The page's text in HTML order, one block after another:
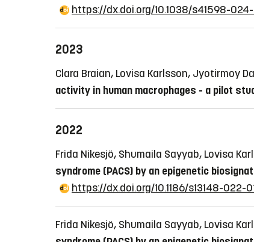
https://dx.doi.org/10.1038/s41598-
2023
Clara Braian, Lovisa Karlsson, Jyotirmoy
activity in human macrophages - a pilot
2022
Frida Nikesjö, Shumaila Sayyab, Lovisa
syndrome (PACS) by an epigenetic
https://dx.doi.org/10.1186/s13148-022-
Frida Nikesjö, Shumaila Sayyab, Lovisa